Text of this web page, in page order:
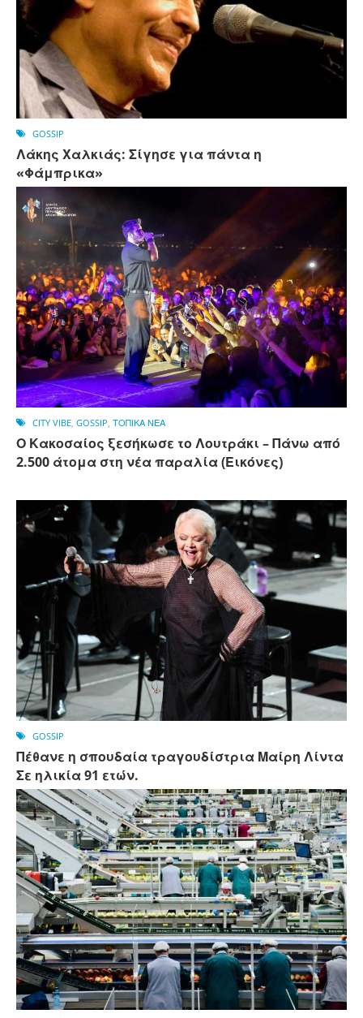
GOSSIP
Λάκης Χαλκιάς: Σίγησε για πάντα η
«Φάμπρικα»
CITY VIBE, GOSSIP, ΤΟΠΙΚΑ ΝΕΑ
Ο Κακοσαίος ξεσήκωσε το Λουτράκι – Πάνω από
2.500 άτομα στη νέα παραλία (Εικόνες)
GOSSIP
Πέθανε η σπουδαία τραγουδίστρια Μαίρη Λίντα
Σε ηλικία 91 ετών.